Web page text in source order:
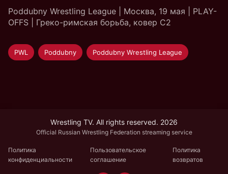
Poddubny Wrestling League | Москва, 19 мая | PLAY-
OFFS | Греко-римская борьба, ковер C2
PWL Poddubny Poddubny Wrestling League
Wrestling TV. All rights reserved. 2026
Official Russian Wrestling Federation streaming service
Политика
конфиденциальности
Пользовательское
соглашение
Политика
возвратов